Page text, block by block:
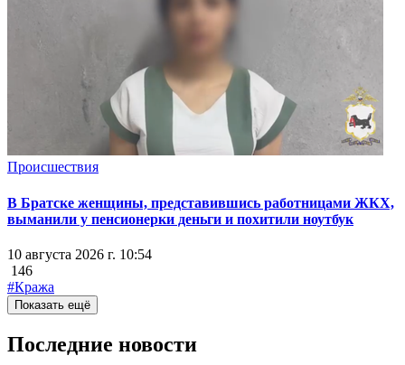
Происшествия
В Братске женщины, представившись работницами ЖКХ,
выманили у пенсионерки деньги и похитили ноутбук
10 августа 2026 г. 10:54
146
#Кража
Показать ещё
Последние новости